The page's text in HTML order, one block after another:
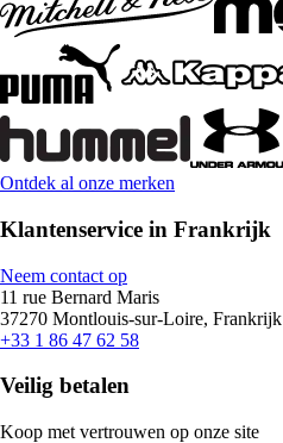
Ontdek al onze merken
Klantenservice in Frankrijk
Neem contact op
11 rue Bernard Maris
37270 Montlouis-sur-Loire, Frankrijk
+33 1 86 47 62 58
Veilig betalen
Koop met vertrouwen op onze site